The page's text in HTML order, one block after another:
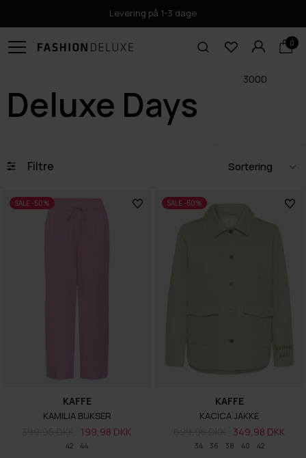
Levering på 1-3 dage
0
Deluxe Days
3000
Filtre
SALE -50%
42 44
KAFFE
KAMILIA BUKSER
199,98 DKK
SALE -50%
34 36 38 40 42
KAFFE
KACICA JAKKE
349,98 DKK